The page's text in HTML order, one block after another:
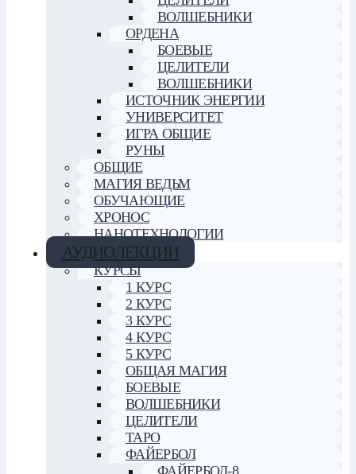
ВОЛШЕБНИКИ
ОРДЕНА
БОЕВЫЕ
ЦЕЛИТЕЛИ
ВОЛШЕБНИКИ
ИСТОЧНИК ЭНЕРГИИ
УНИВЕРСИТЕТ
ИГРА ОБЩИЕ
РУНЫ
ОБЩИЕ
МАГИЯ ВЕДЬМ
ОБУЧАЮЩИЕ
ХРОНОС
НАНОТЕХНОЛОГИИ
АУДИОЛЕКЦИИ
КУРСЫ
1 КУРС
2 КУРС
3 КУРС
4 КУРС
5 КУРС
ОБЩАЯ МАГИЯ
БОЕВЫЕ
ВОЛШЕБНИКИ
ЦЕЛИТЕЛИ
ТАРО
ФАЙЕРБОЛ
ФАЙЕРБОЛ-8